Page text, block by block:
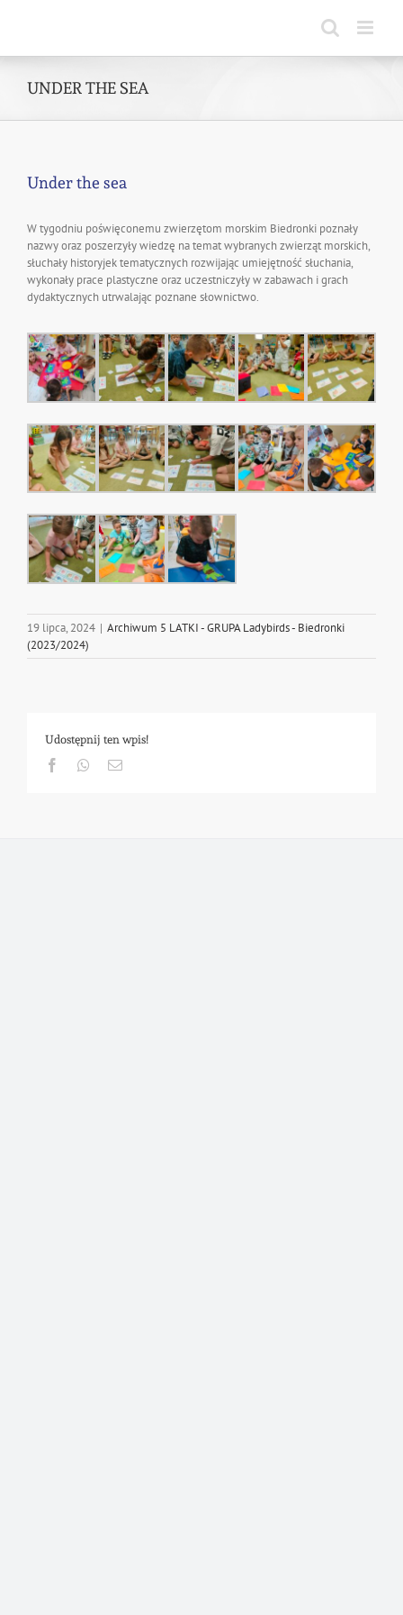
UNDER THE SEA
Under the sea
W tygodniu poświęconemu zwierzętom morskim Biedronki poznały
nazwy oraz poszerzyły wiedzę na temat wybranych zwierząt morskich,
słuchały historyjek tematycznych rozwijając umiejętność słuchania,
wykonały prace plastyczne oraz uczestniczyły w zabawach i grach
dydaktycznych utrwalając poznane słownictwo.
19 lipca, 2024 | Archiwum 5 LATKI - GRUPA Ladybirds - Biedronki
(2023/2024)
Udostępnij ten wpis!
FacebookWhatsapp
Email